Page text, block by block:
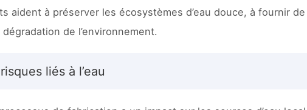
aident à préserver les écosystèmes d’eau douce, à fournir
de l’environnement.
liés à l’eau